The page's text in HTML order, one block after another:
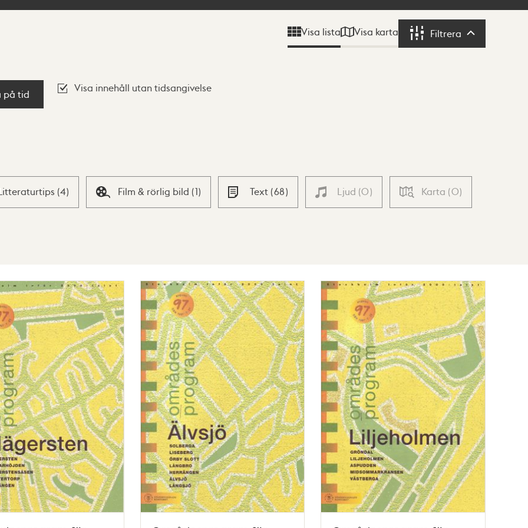
Visa lista Visa karta Filtrera Filtrera
på tid
Visa innehåll utan tidsangivelse
(4) Film & rörlig bild (1) Text (68) Ljud (0) Karta (0)